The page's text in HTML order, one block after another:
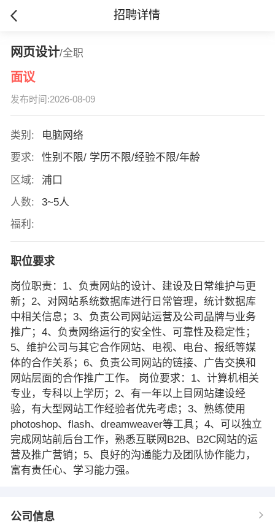
招聘详情
网页设计/全职
面议
发布时间:2026-08-09
类别:
电脑网络
要求:
性别不限/ 学历不限/经验不限/年龄
区域:
浦口
人数:
3~5人
福利:
职位要求
岗位职责：1、负责网站的设计、建设及日常维护与更
新；2、对网站系统数据库进行日常管理，统计数据库
中相关信息；3、负责公司网站运营及公司品牌与业务
推广；4、负责网络运行的安全性、可靠性及稳定性；
5、维护公司与其它合作网站、电视、电台、报纸等媒
体的合作关系；6、负责公司网站的链接、广告交换和
网站层面的合作推广工作。 岗位要求：1、计算机相关
专业，专科以上学历；2、有一年以上目网站建设经
验，有大型网站工作经验者优先考虑；3、熟练使用
photoshop、flash、dreamweaver等工具；4、可以独立
完成网站前后台工作，熟悉互联网B2B、B2C网站的运
营及推广营销；5、良好的沟通能力及团队协作能力，
富有责任心、学习能力强。
公司信息